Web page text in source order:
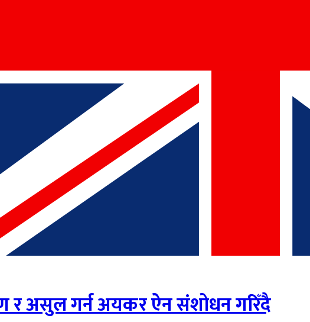
र असुल गर्न अयकर ऐन संशोधन गरिँदै